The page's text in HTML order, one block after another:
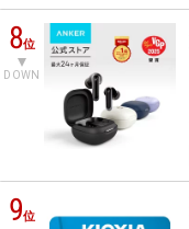
8位
DOWN
9位